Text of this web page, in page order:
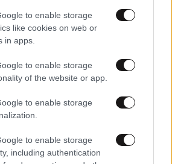
to enable storage
like cookies on web or
in apps.
to enable storage
of the website or app.
to enable storage
to enable storage
including authentication
σε δίκη ο Μπάμπης